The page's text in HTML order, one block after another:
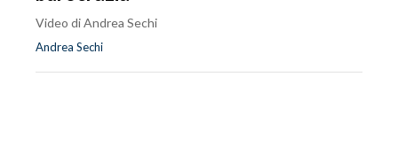
Video di Andrea Sechi
Andrea Sechi